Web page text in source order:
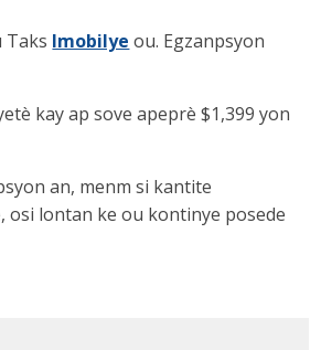
Taks Imobilye ou. Egzanpsyon
kay ap sove apeprè $1,399 yon
an, menm si kantite
osi lontan ke ou kontinye posede